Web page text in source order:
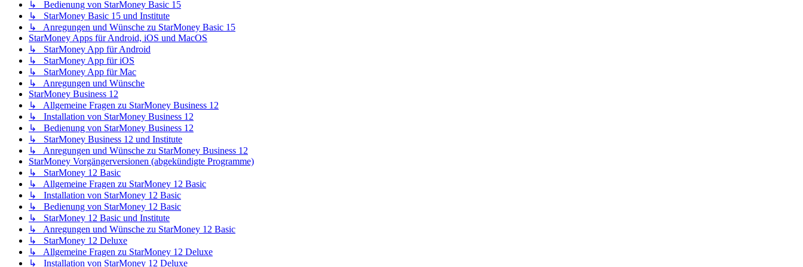
↳ Bedienung von StarMoney Basic 15
↳ StarMoney Basic 15 und Institute
↳ Anregungen und Wünsche zu StarMoney Basic 15
StarMoney Apps für Android, iOS und MacOS
↳ StarMoney App für Android
↳ StarMoney App für iOS
↳ StarMoney App für Mac
↳ Anregungen und Wünsche
StarMoney Business 12
↳ Allgemeine Fragen zu StarMoney Business 12
↳ Installation von StarMoney Business 12
↳ Bedienung von StarMoney Business 12
↳ StarMoney Business 12 und Institute
↳ Anregungen und Wünsche zu StarMoney Business 12
StarMoney Vorgängerversionen (abgekündigte Programme)
↳ StarMoney 12 Basic
↳ Allgemeine Fragen zu StarMoney 12 Basic
↳ Installation von StarMoney 12 Basic
↳ Bedienung von StarMoney 12 Basic
↳ StarMoney 12 Basic und Institute
↳ Anregungen und Wünsche zu StarMoney 12 Basic
↳ StarMoney 12 Deluxe
↳ Allgemeine Fragen zu StarMoney 12 Deluxe
↳ Installation von StarMoney 12 Deluxe